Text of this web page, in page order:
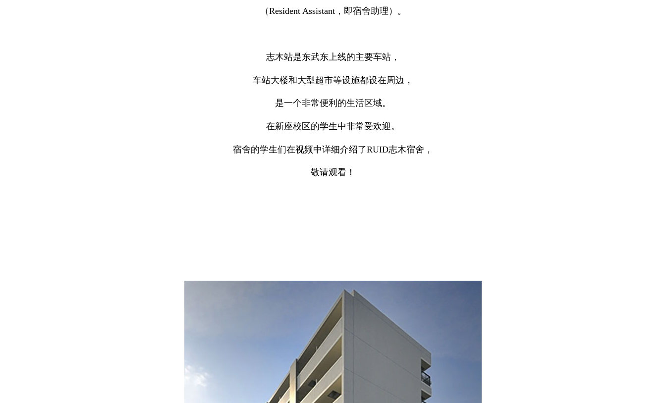
（Resident Assistant，即宿舍助理）。
志木站是东武东上线的主要车站，
车站大楼和大型超市等设施都设在周边，
是一个非常便利的生活区域。
在新座校区的学生中非常受欢迎。
宿舍的学生们在视频中详细介绍了RUID志木宿舍，
敬请观看！